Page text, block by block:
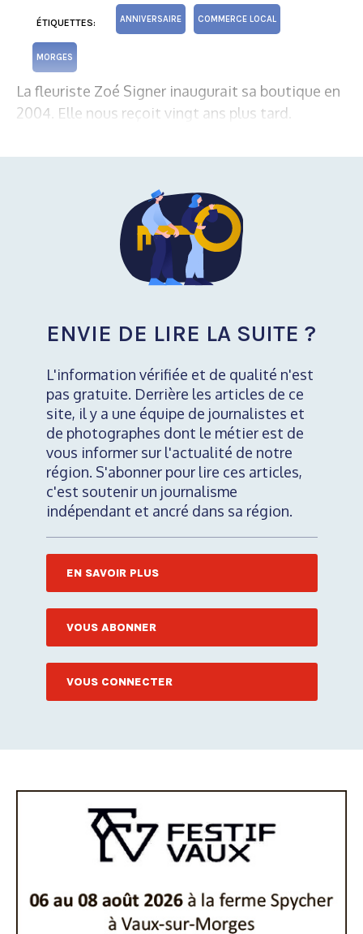
ÉTIQUETTES: ANNIVERSAIRE COMMERCE LOCAL
MORGES
La fleuriste Zoé Signer inaugurait sa boutique en
2004. Elle nous reçoit vingt ans plus tard.
ENVIE DE LIRE LA SUITE ?
L'information vérifiée et de qualité n'est
pas gratuite. Derrière les articles de ce
site, il y a une équipe de journalistes et
de photographes dont le métier est de
vous informer sur l'actualité de notre
région. S'abonner pour lire ces articles,
c'est soutenir un journalisme
indépendant et ancré dans sa région.
EN SAVOIR PLUS
VOUS ABONNER
VOUS CONNECTER